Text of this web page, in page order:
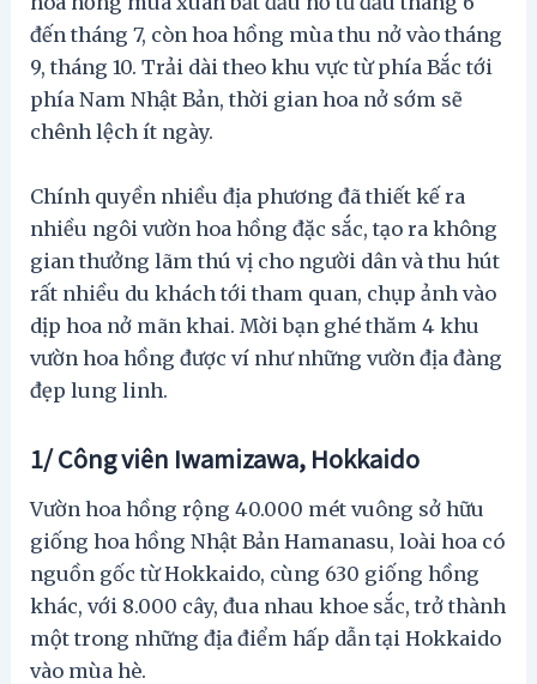
đến tháng 7, còn hoa hồng mùa thu nở vào tháng
9, tháng 10. Trải dài theo khu vực từ phía Bắc tới
phía Nam Nhật Bản, thời gian hoa nở sớm sẽ
chênh lệch ít ngày.
Chính quyền nhiều địa phương đã thiết kế ra
nhiều ngôi vườn hoa hồng đặc sắc, tạo ra không
gian thưởng lãm thú vị cho người dân và thu hút
rất nhiều du khách tới tham quan, chụp ảnh vào
dịp hoa nở mãn khai. Mời bạn ghé thăm 4 khu
vườn hoa hồng được ví như những vườn địa đàng
đẹp lung linh.
1/ Công viên Iwamizawa, Hokkaido
Vườn hoa hồng rộng 40.000 mét vuông sở hữu
giống hoa hồng Nhật Bản Hamanasu, loài hoa có
nguồn gốc từ Hokkaido, cùng 630 giống hồng
khác, với 8.000 cây, đua nhau khoe sắc, trở thành
một trong những địa điểm hấp dẫn tại Hokkaido
vào mùa hè.